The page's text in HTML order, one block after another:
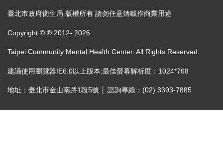
臺北市政府衛生局 版權所有 請勿任意轉載作商業用途
Copyright © ® 2012- 2026
Taipei Community Mental Health Center. All Rights Reserved.
建議使用瀏覽器IE6.0以上版本;最佳螢幕解析度：1024*768
地址：臺北市金山南路1段5號 │ 諮詢專線：(02) 3393-7885